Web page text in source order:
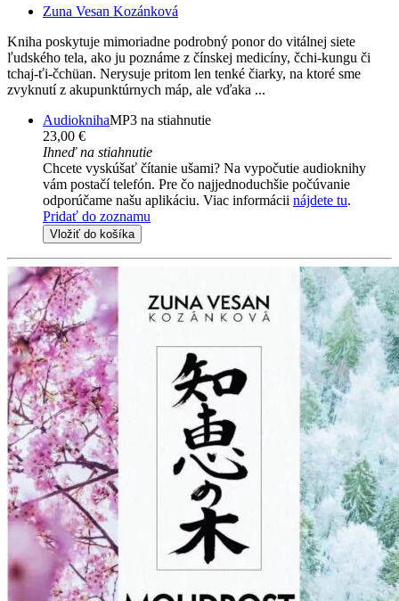
Zuna Vesan Kozánková
Kniha poskytuje mimoriadne podrobný ponor do vitálnej siete
ľudského tela, ako ju poznáme z čínskej medicíny, čchi-kungu či
tchaj-ťi-čchüan. Nerysuje pritom len tenké čiarky, na ktoré sme
zvyknutí z akupunktúrnych máp, ale vďaka ...
AudioknihaMP3 na stiahnutie
23,00 €
Ihneď na stiahnutie
Chcete vyskúšať čítanie ušami? Na vypočutie audioknihy
vám postačí telefón. Pre čo najjednoduchšie počúvanie
odporúčame našu aplikáciu. Viac informácii nájdete tu.
Pridať do zoznamu
Vložiť do košíka